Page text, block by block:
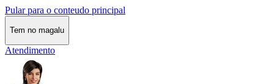
Pular para o conteudo principal
Tem no magalu
Atendimento